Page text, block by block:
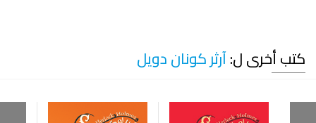
كتب أخرى ل:آرثر كونان دويل